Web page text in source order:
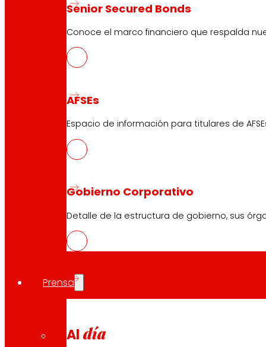
Senior Secured Bonds
Conoce el marco financiero que respalda
AFSEs
Espacio de información para titulares de
Gobierno Corporativo
Detalle de la estructura de gobierno, sus
Prensa
Al día